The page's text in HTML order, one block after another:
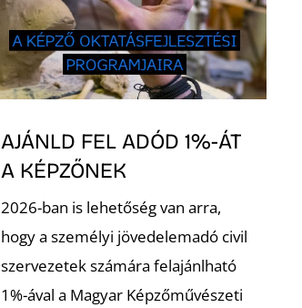
AJÁNLD FEL ADÓD 1%-ÁT
A KÉPZŐNEK
2026-ban is lehetőség van arra,
hogy a személyi jövedelemadó civil
szervezetek számára felajánlható
1%-ával a Magyar Képzőművészeti